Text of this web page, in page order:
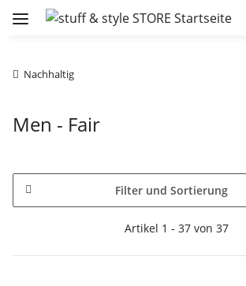
Nachhaltig
Men - Fair
Filter und Sortierung
Artikel 1 - 37 von 37